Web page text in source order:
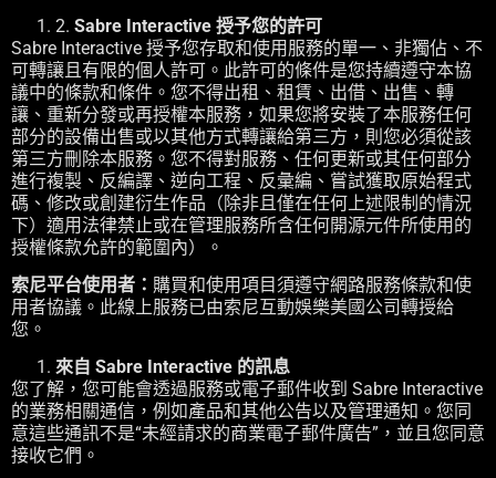
2. Sabre Interactive 授予您的許可
Sabre Interactive 授予您存取和使用服務的單一、非獨佔、不
可轉讓且有限的個人許可。此許可的條件是您持續遵守本協
議中的條款和條件。您不得出租、租賃、出借、出售、轉
讓、重新分發或再授權本服務，如果您將安裝了本服務任何
部分的設備出售或以其他方式轉讓給第三方，則您必須從該
第三方刪除本服務。您不得對服務、任何更新或其任何部分
進行複製、反編譯、逆向工程、反彙編、嘗試獲取原始程式
碼、修改或創建衍生作品（除非且僅在任何上述限制的情況
下）適用法律禁止或在管理服務所含任何開源元件所使用的
授權條款允許的範圍內）。
索尼平台使用者： 購買和使用項目須遵守網路服務條款和使
用者協議。此線上服務已由索尼互動娛樂美國公司轉授給
您。
來自 Sabre Interactive 的訊息
您了解，您可能會透過服務或電子郵件收到 Sabre Interactive
的業務相關通信，例如產品和其他公告以及管理通知。您同
意這些通訊不是“未經請求的商業電子郵件廣告”，並且您同意
接收它們。